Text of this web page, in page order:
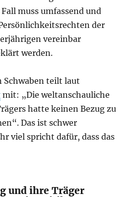
muss umfassend und
der
vereinbar
werden.
Schwaben teilt laut
mit: „Die weltanschauliche
hatte keinen Bezug zu
Das ist schwer
viel spricht dafür, dass das
und ihre Träger